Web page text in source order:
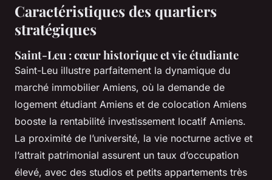
Caractéristiques des quartiers
stratégiques
Saint-Leu : cœur historique et vie étudiante
Saint-Leu illustre parfaitement la dynamique du
marché immobilier Amiens, où la demande de
logement étudiant Amiens et de colocation Amiens
booste la rentabilité investissement locatif Amiens.
La proximité de l’université, la vie nocturne active et
l’attrait patrimonial assurent un taux d’occupation
élevé, avec des studios et petits appartements très